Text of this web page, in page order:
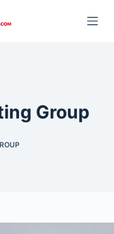
Group